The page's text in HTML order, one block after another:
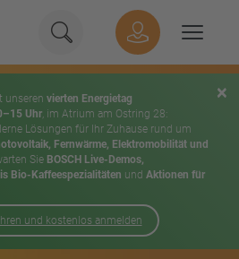
×
unseren vierten Energietag
Uhr, im Atrium am Ostring 28:
Lösungen für Ihr Zuhause rund um
Fernwärme, Elektromobilität und
Sie BOSCH Live-Demos,
Bio-Kaffeespezialitäten und Aktionen für
und kostenlos anmelden
Geben Sie hier Ihren
Suchen